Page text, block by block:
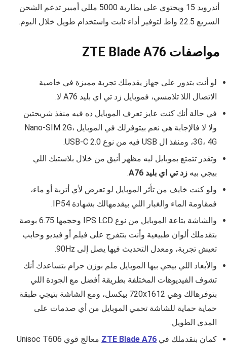
أندرويد 15 ويحتوي على بطارية 5000 مللي أمبير تدعم الشحن
السريع 22.5 واط لتوفير أداء ثابت واستخدام طويل خلال اليوم.
مواصفات ZTE Blade A76
لو أنت بتدور على جهاز يقدملك تجربة مميزة في خاصية
الاتصال اللا تلامسي، فموبايل زد تي اي بليد A76 لا.
في حالة أنك كنت عايز تعرف الموبايل ده فيه منفذ شريحتين
ولا لا فالإجابة هي نعم بيتوفرلك في الموبايل Nano-SIM 2G،
3G، 4G، ومنفذ ال USB فيه من نوع USB-C 2.0.
وتقدر تتمتع بموبايل ليه مظهر أنيق من خلال بلاستيك اللي
بيجي بيه زد تي اي بليد A76
.
ولو كنت خايف من تأثر الموبايل لو تعرض لأي أتربة أو ماء،
فمقاومة الماء والغبار اللي بيقدمهالك بشهادة
والشاشة بتاعة الموبايل من نوع IPS LCD وحجمها 6.75 بوصة
بتقدملك ألوان طبيعية وأنت بتتفرج على فيلم أو فيديو وحابب
تعيش تجربة، ومعدل التحديث فيها يصل إلى 90Hz.
والأبعاد اللي بيجي بيها الموبايل ملم بوزن جرام بتساعدك أنك
تشوف الفيديوهات المختلفة بطريقة أفضل مع الجودة اللي
بتوفرهالك وهي 720x1612 بيكسل، ومع الشاشة بتيجي طبقة
حماية حماية للشاشة تحمي الموبايل من أي صدمات على
المدى الطويل.
كمان بنقدملك في ZTE Blade A76
معالج قوي Unisoc T606